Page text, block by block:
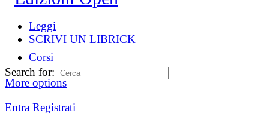
Leggi
SCRIVI UN LIBRICK
Corsi
More options
Entra Registrati
Search for: